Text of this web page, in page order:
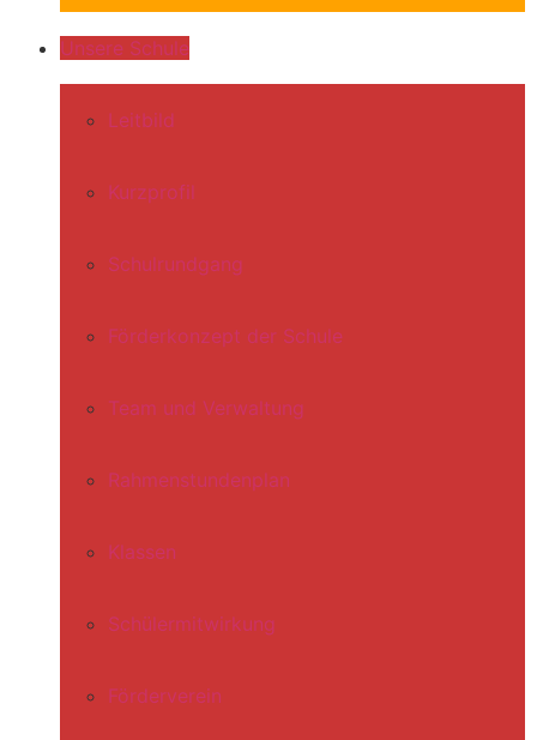
Unsere Schule
Leitbild
Kurzprofil
Schulrundgang
Förderkonzept der Schule
Team und Verwaltung
Rahmenstundenplan
Klassen
Schülermitwirkung
Förderverein